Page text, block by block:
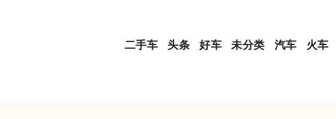
二手车 头条 好车 未分类 汽车 火车